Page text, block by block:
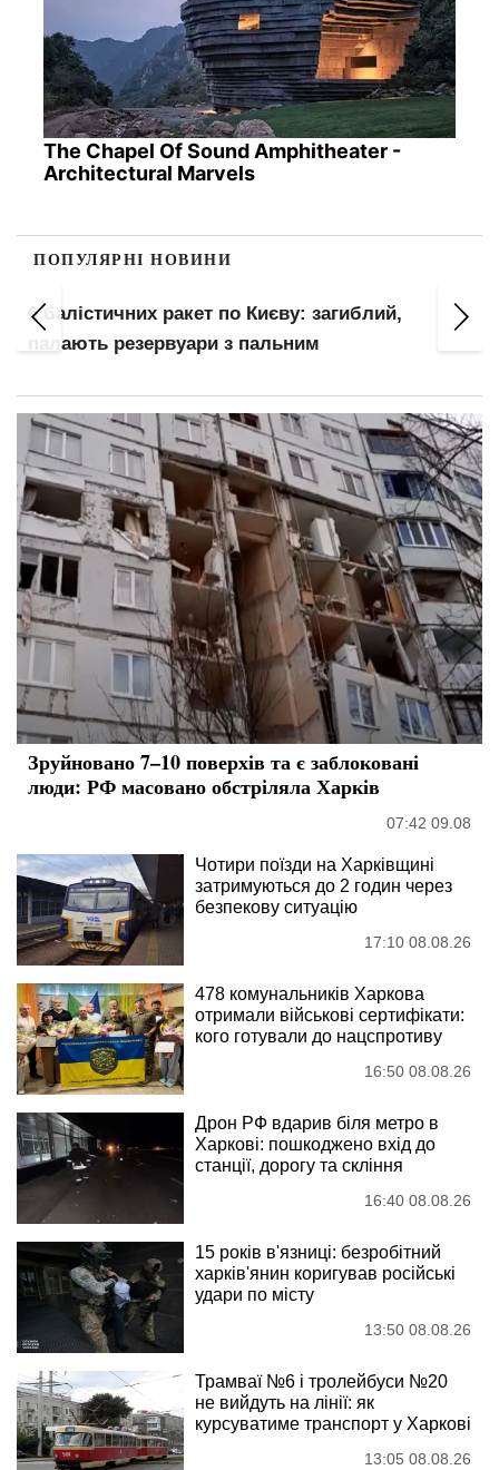
The Chapel Of Sound Amphitheater -
Architectural Marvels
ПОПУЛЯРНІ НОВИНИ
Вчителям +20% і безкоштовні обіди 3 млн
учням: що зміниться в школах з вересня
Зруйновано 7–10 поверхів та є заблоковані
люди: РФ масовано обстріляла Харків
07:42 09.08
Чотири поїзди на Харківщині
затримуються до 2 годин через
безпекову ситуацію
17:10 08.08.26
478 комунальників Харкова
отримали військові сертифікати:
кого готували до нацспротиву
16:50 08.08.26
Дрон РФ вдарив біля метро в
Харкові: пошкоджено вхід до
станції, дорогу та скління
16:40 08.08.26
15 років в'язниці: безробітний
харків'янин коригував російські
удари по місту
13:50 08.08.26
Трамваї №6 і тролейбуси №20
не вийдуть на лінії: як
курсуватиме транспорт у Харкові
13:05 08.08.26